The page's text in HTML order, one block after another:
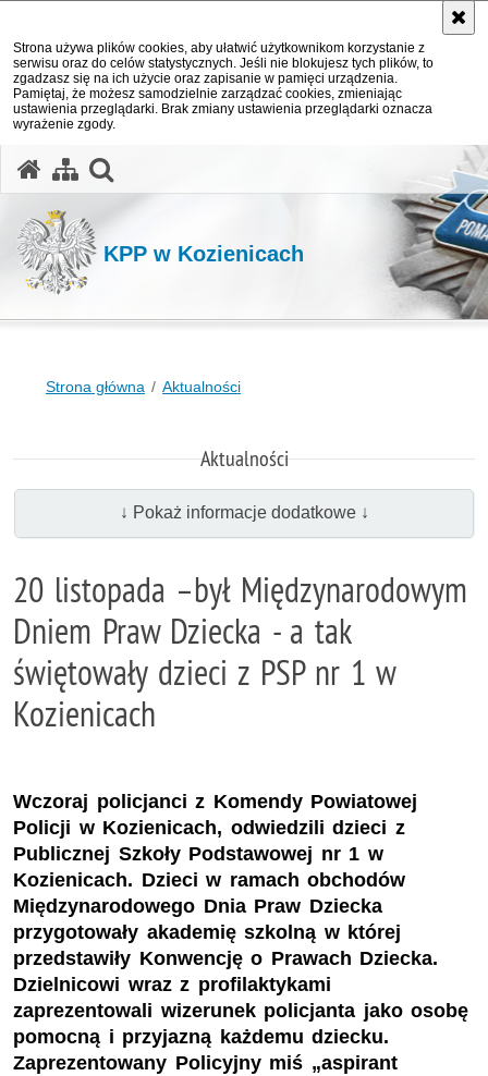
Strona używa plików cookies, aby ułatwić użytkownikom korzystanie z
serwisu oraz do celów statystycznych. Jeśli nie blokujesz tych plików, to
zgadzasz się na ich użycie oraz zapisanie w pamięci urządzenia.
Pamiętaj, że możesz samodzielnie zarządzać cookies, zmieniając
ustawienia przeglądarki. Brak zmiany ustawienia przeglądarki oznacza
wyrażenie zgody.
KPP w Kozienicach
Strona główna Aktualności
Aktualności
↓ Pokaż informacje dodatkowe ↓
20 listopada –był Międzynarodowym
Dniem Praw Dziecka - a tak
świętowały dzieci z PSP nr 1 w
Kozienicach
Wczoraj policjanci z Komendy Powiatowej
Policji w Kozienicach, odwiedzili dzieci z
Publicznej Szkoły Podstawowej nr 1 w
Kozienicach. Dzieci w ramach obchodów
Międzynarodowego Dnia Praw Dziecka
przygotowały akademię szkolną w której
przedstawiły Konwencję o Prawach Dziecka.
Dzielnicowi wraz z profilaktykami
zaprezentowali wizerunek policjanta jako osobę
pomocną i przyjazną każdemu dziecku.
Zaprezentowany Policyjny miś „aspirant